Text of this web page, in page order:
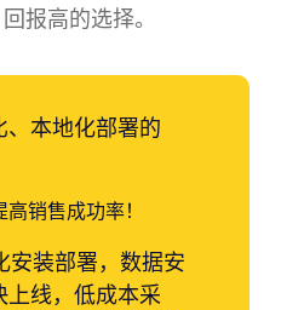
报高的选择。
本地化部署的
销售成功率！
安装部署，数据安
线，低成本采